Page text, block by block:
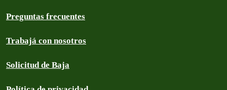
Preguntas frecuentes
Trabajá con nosotros
Solicitud de Baja